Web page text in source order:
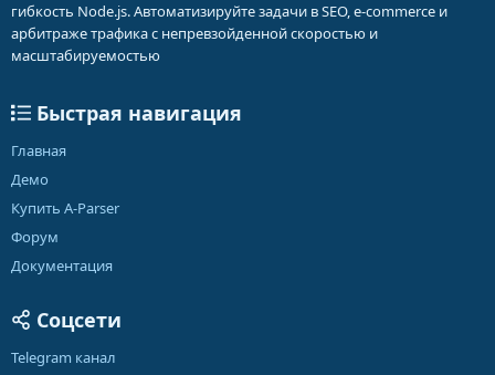
гибкость Node.js. Автоматизируйте задачи в SEO, e-commerce и
арбитраже трафика с непревзойденной скоростью и
масштабируемостью
Быстрая навигация
Главная
Демо
Купить A-Parser
Форум
Документация
Соцсети
Telegram канал